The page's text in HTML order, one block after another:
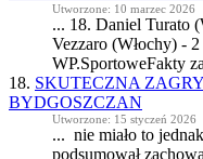
Utworzone: 10 marzec 2026
... 18. Daniel Turato
Vezzaro (Włochy) -
WP.SportoweFakty
18. SKUTECZNA
BYDGOSZCZAN
Utworzone: 15 styczeń 2026
... nie miało to
podsumował